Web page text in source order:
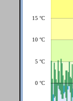
0 °C
5 °C
10 °C
15 °C